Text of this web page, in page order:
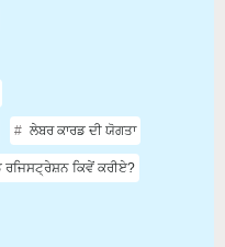
ਲੇਬਰ ਕਾਰਡ ਦੀ ਯੋਗਤਾ
ਰਜਿਸਟ੍ਰੇਸ਼ਨ ਕਿਵੇਂ ਕਰੀਏ?